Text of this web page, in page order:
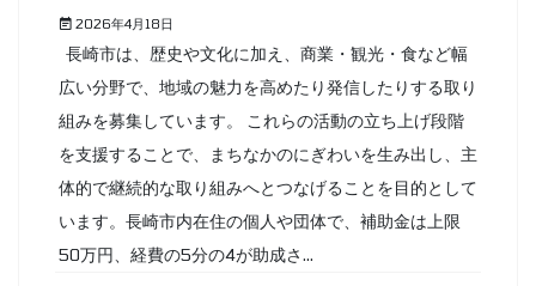
2026年4月18日
長崎市は、歴史や文化に加え、商業・観光・食など幅
広い分野で、地域の魅力を高めたり発信したりする取り
組みを募集しています。 これらの活動の立ち上げ段階
を支援することで、まちなかのにぎわいを生み出し、主
体的で継続的な取り組みへとつなげることを目的として
います。長崎市内在住の個人や団体で、補助金は上限
50万円、経費の5分の4が助成さ...